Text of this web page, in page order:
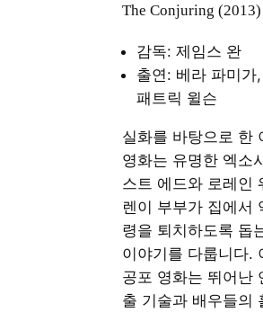
The Conjuring (2013)
감독: 제임스 완
출연: 베라 파미가,
패트릭 윌슨
실화를 바탕으로 한
영화는 유명한 엑소
스트 에드와 로레인
렌이 부부가 집에서
령을 퇴치하도록 돕
이야기를 다룹니다.
공포 영화는 뛰어난
출 기술과 배우들의